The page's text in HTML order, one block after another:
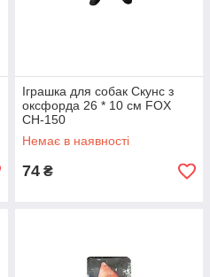
Іграшка для собак Скунс з
оксфорда 26 * 10 см FOX
СН-150
Немає в наявності
74 ₴